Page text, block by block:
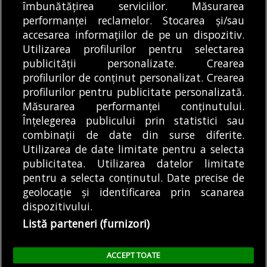
Internațional „Henri
Coandă” București
(Otopeni) intră în...
ANDREEA STĂNĂRÎNGĂ
06/08/2026
fel de „rudă de la țară”
a...
DE CĂTĂLIN ANGHEL-DIMACHE
06/08/2026
MODIFICĂ SETĂRILE COOKIES
© Copyright 2025 - Buletin de București.
Găzduit dePresslabs.com. Powered by TRS Design.
Despre
Noi
Media
Kit
Politică De
Confidențialitate
Cookie
Policy (EU)
Cookie
Policy
Tweet
Facebook
Share this selection
Tweet
îmbunătățirea serviciilor. Măsurarea
performanței reclamelor. Stocarea și/sau
accesarea informațiilor de pe un dispozitiv.
Utilizarea profilurilor pentru selectarea
publicității personalizate. Crearea
profilurilor de conținut personalizat. Crearea
profilurilor pentru publicitate personalizată.
Măsurarea performanței conținutului.
Înțelegerea publicului prin statistici sau
combinații de date din surse diferite.
Utilizarea de date limitate pentru a selecta
publicitatea. Utilizarea datelor limitate
pentru a selecta conținutul. Date precise de
geolocație și identificarea prin scanarea
dispozitivului.
Listă parteneri (furnizori)
ACCEPT TOATE